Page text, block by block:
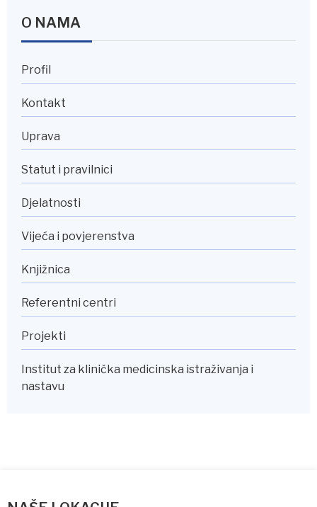
O NAMA
Profil
Kontakt
Uprava
Statut i pravilnici
Djelatnosti
Vijeća i povjerenstva
Knjižnica
Referentni centri
Projekti
Institut za klinička medicinska istraživanja i
nastavu